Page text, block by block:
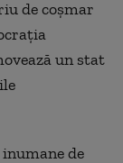
de coșmar
un stat
de